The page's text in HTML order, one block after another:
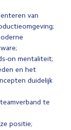
van
on mentaliteit;
en het
duidelijk
te
positie;